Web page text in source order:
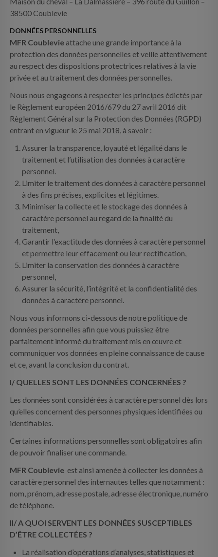
38500 Coublevie
DONNÉES PERSONNELLES
MFR Coublevie attache une grande importance à la
protection des données personnelles et veille attentivement
au respect des dispositions protectrices relatives à la vie
privée et au traitement des données personnelles.
Nous nous engageons à respecter les principes édictés par
le Règlement européen 2016/679 du 27 avril 2016 dit
Règlement Général sur la Protection des Données (RGPD)
entrant en vigueur le 25 mai 2018, à savoir :
Assurer la transparence, loyauté et légalité dans le
traitement et l’utilisation des données à caractère
personnel.
Limiter le traitement des données à caractère personnel
à des fins précises, explicites et légitimes.
Minimiser la collecte et le stockage des données à
caractère personnel au regard de la finalité du
traitement,
Garantir l’exactitude des données à caractère personnel
et permettre leur effacement ou leur rectification,
Limiter la conservation des données à caractère
personnel,
Assurer la sécurité, l’intégrité et la confidentialité des
données à caractère personnel.
Nous vous informons ci-dessous de notre politique de
données personnelles afin que vous puissiez être
parfaitement informé du traitement mis en œuvre et
communiquer vos données en pleine connaissance de cause
et ce, avant la conclusion du contrat.
I/ QUELLES SONT LES DONNÉES CONCERNÉES ?
Les données sont considérées à caractère personnel dès lors
qu’elles concernent des personnes physiques identifiées ou
identifiables.
Certaines informations personnelles sont obligatoires afin
de pouvoir finaliser une commande.
MFR Coublevie est ainsi amenée à collecter les données à
caractère personnel des internautes telles que notamment :
nom, prénom, adresse postale, adresse électronique, numéro
de téléphone.
II/ A QUOI SERVENT LES DONNÉES SUSCEPTIBLES
D’ÊTRE COLLECTÉES ?
La réalisation d’opérations d’analyses, statistiques et